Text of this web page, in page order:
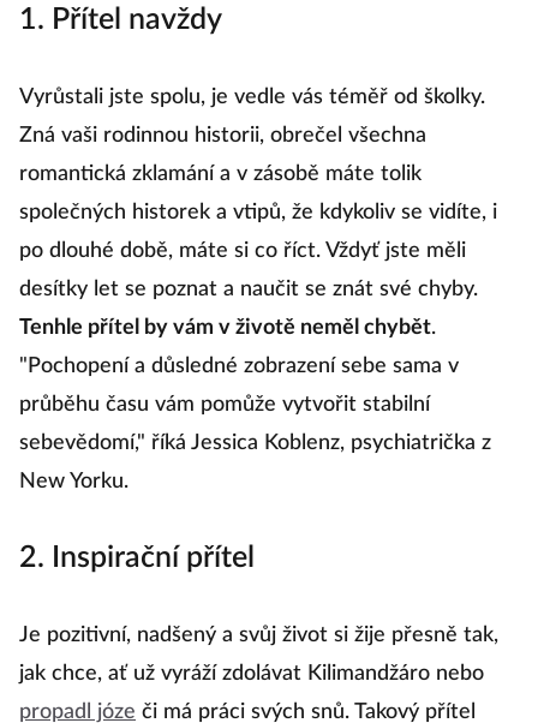
1. Přítel navždy
Vyrůstali jste spolu, je vedle vás téměř od školky.
Zná vaši rodinnou historii, obrečel všechna
romantická zklamání a v zásobě máte tolik
společných historek a vtipů, že kdykoliv se vidíte, i
po dlouhé době, máte si co říct. Vždyť jste měli
desítky let se poznat a naučit se znát své chyby.
Tenhle přítel by vám v životě neměl chybět.
"Pochopení a důsledné zobrazení sebe sama v
průběhu času vám pomůže vytvořit stabilní
sebevědomí," říká Jessica Koblenz, psychiatrička z
New Yorku.
2. Inspirační přítel
Je pozitivní, nadšený a svůj život si žije přesně tak,
jak chce, ať už vyráží zdolávat Kilimandžáro nebo
propadl józe či má práci svých snů. Takový přítel